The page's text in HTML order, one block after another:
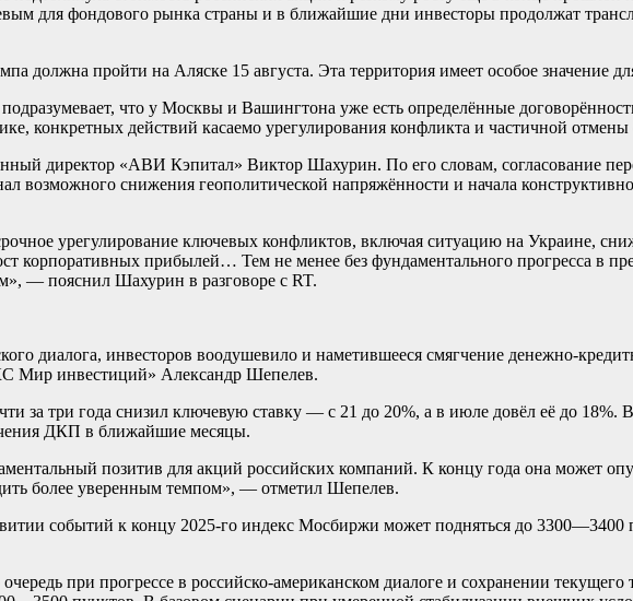
для фондового рынка страны и в ближайшие дни инвесторы продолжат
должна пройти на Аляске 15 августа. Эта территория имеет особое значение
подразумевает, что у Москвы и Вашингтона уже есть определённые
конкретных действий касаемо урегулирования конфликта и частичной
директор «АВИ Кэпитал» Виктор Шахурин. По его словам, согласование
возможного снижения геополитической напряжённости и начала
урегулирование ключевых конфликтов, включая ситуацию на Украине,
корпоративных прибылей… Тем не менее без фундаментального прогресса в
— пояснил Шахурин в разговоре с RT.
диалога, инвесторов воодушевило и наметившееся смягчение денежно-
Мир инвестиций» Александр Шепелев.
за три года снизил ключевую ставку — с 21 до 20%, а в июле довёл её до
ДКП в ближайшие месяцы.
позитив для акций российских компаний. К концу года она может
более уверенным темпом», — отметил Шепелев.
событий к концу 2025-го индекс Мосбиржи может подняться до
при прогрессе в российско-американском диалоге и сохранении